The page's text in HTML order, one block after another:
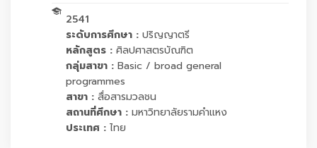
2541
ระดับการศึกษา : ปริญญาตรี
หลักสูตร : ศิลปศาสตรบัณฑิต
กลุ่มสาขา : Basic / broad general
programmes
สาขา : สื่อสารมวลชน
สถานที่ศึกษา : มหาวิทยาลัยรามคำแหง
ประเทศ : ไทย